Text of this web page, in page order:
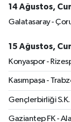
14 Ağustos,
Galatasaray -
15 Ağustos,
Konyaspor -
Kasımpaşa -
Gençlerbirliği
Gaziantep FK -